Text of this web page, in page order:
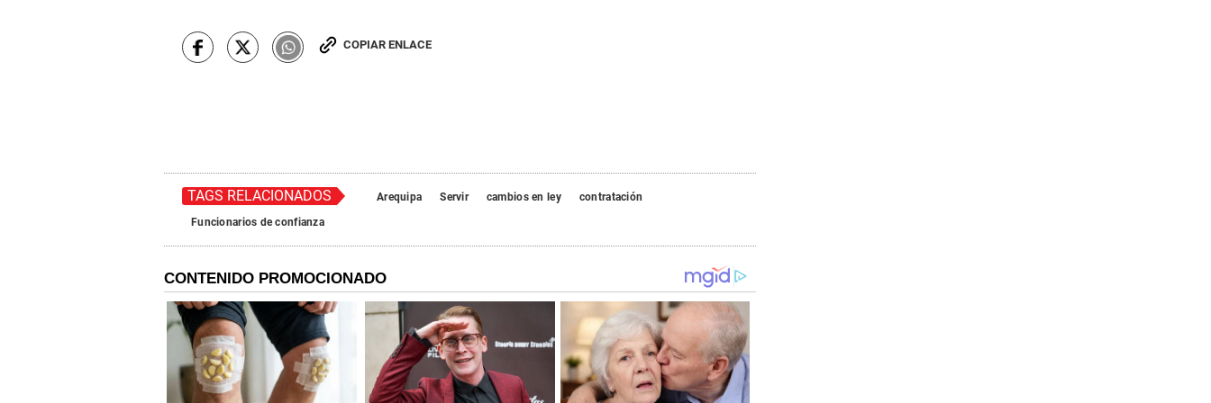
COPIAR ENLACE
TAGS RELACIONADOS Arequipa Servir cambios en ley
contratación
Funcionarios de confianza